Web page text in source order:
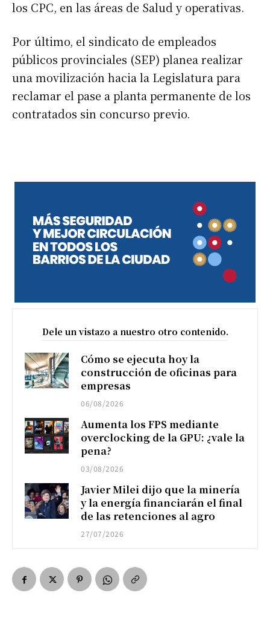
los CPC, en las áreas de Salud y operativas.
Por último, el sindicato de empleados
públicos provinciales (SEP) planea realizar
una movilización hacia la Legislatura para
reclamar el pase a planta permanente de los
contratados sin concurso previo.
Dele un vistazo a nuestro otro contenido.
Cómo se ejecuta hoy la
construcción de oficinas para
empresas
06/08/2026
Aumenta los FPS mediante
overclocking de la GPU: ¿vale la
pena?
03/08/2026
Javier Milei dijo que la minería
y la energía financiarán el final
de las retenciones al agro
27/07/2026